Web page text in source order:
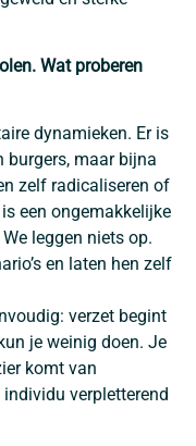
Wat proberen
dynamieken. Er is
burgers, maar bijna
zelf radicaliseren of
een ongemakkelijke
leggen niets op.
en laten hen zelf
verzet begint
je weinig doen. Je
komt van
verpletterend